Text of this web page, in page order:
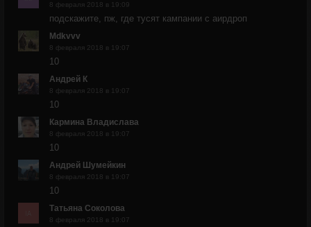
8 февраля 2018 в 19:09
подскажите, пж, где тусят кампании с аирдроп
Mdkvvv
8 февраля 2018 в 19:07
10
Андрей К
8 февраля 2018 в 19:07
10
Кармина Владислава
8 февраля 2018 в 19:07
10
Андрей Шумейкин
8 февраля 2018 в 19:07
10
Татьяна Соколова
8 февраля 2018 в 19:07